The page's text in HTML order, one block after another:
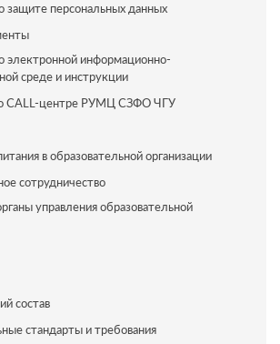
защите персональных данных
электронной информационно-
среде и инструкции
CALL-центре РУМЦ СЗФО ЧГУ
в образовательной организации
сотрудничество
управления образовательной
состав
стандарты и требования